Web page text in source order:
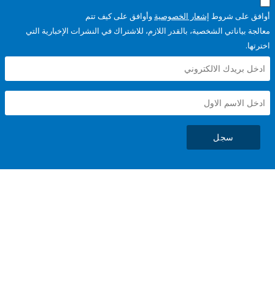
شروطإشعار الخصوصيةوأوافق على كيف تتم
الشخصية، بالقدر اللازم، للاشتراك في النشرات الإخبارية التي